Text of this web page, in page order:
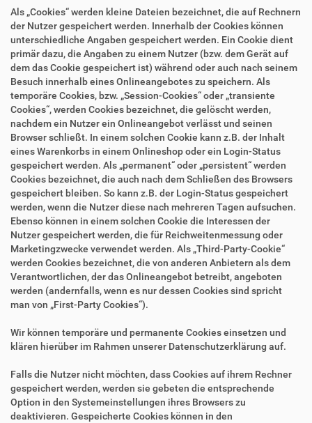
Als „Cookies“ werden kleine Dateien bezeichnet, die auf Rechnern
der Nutzer gespeichert werden. Innerhalb der Cookies können
unterschiedliche Angaben gespeichert werden. Ein Cookie dient
primär dazu, die Angaben zu einem Nutzer (bzw. dem Gerät auf
dem das Cookie gespeichert ist) während oder auch nach seinem
Besuch innerhalb eines Onlineangebotes zu speichern. Als
temporäre Cookies, bzw. „Session-Cookies“ oder „transiente
Cookies“, werden Cookies bezeichnet, die gelöscht werden,
nachdem ein Nutzer ein Onlineangebot verlässt und seinen
Browser schließt. In einem solchen Cookie kann z.B. der Inhalt
eines Warenkorbs in einem Onlineshop oder ein Login-Status
gespeichert werden. Als „permanent“ oder „persistent“ werden
Cookies bezeichnet, die auch nach dem Schließen des Browsers
gespeichert bleiben. So kann z.B. der Login-Status gespeichert
werden, wenn die Nutzer diese nach mehreren Tagen aufsuchen.
Ebenso können in einem solchen Cookie die Interessen der
Nutzer gespeichert werden, die für Reichweitenmessung oder
Marketingzwecke verwendet werden. Als „Third-Party-Cookie“
werden Cookies bezeichnet, die von anderen Anbietern als dem
Verantwortlichen, der das Onlineangebot betreibt, angeboten
werden (andernfalls, wenn es nur dessen Cookies sind spricht
man von „First-Party Cookies“).
Wir können temporäre und permanente Cookies einsetzen und
klären hierüber im Rahmen unserer Datenschutzerklärung auf.
Falls die Nutzer nicht möchten, dass Cookies auf ihrem Rechner
gespeichert werden, werden sie gebeten die entsprechende
Option in den Systemeinstellungen ihres Browsers zu
deaktivieren. Gespeicherte Cookies können in den